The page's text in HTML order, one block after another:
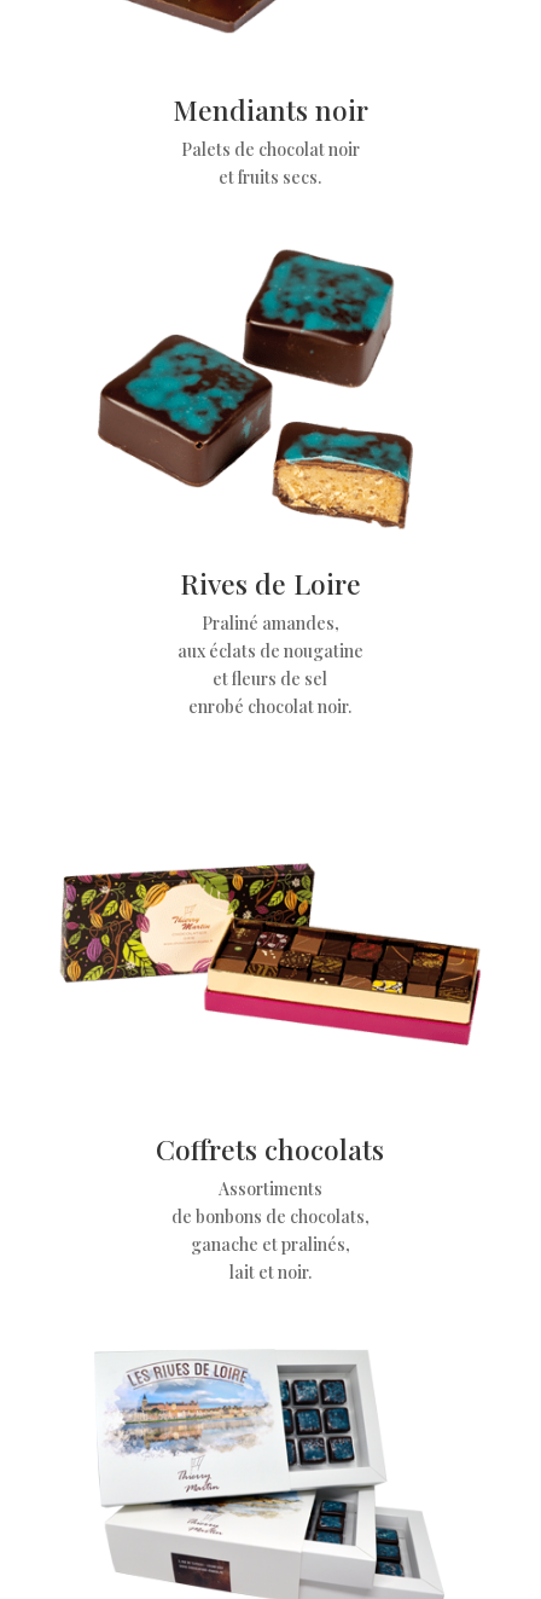
Mendiants noir
Palets de chocolat noir
et fruits secs.
Rives de Loire
Praliné amandes,
aux éclats de nougatine
et fleurs de sel
enrobé chocolat noir.
Coffrets chocolats
Assortiments
de bonbons de chocolats,
ganache et pralinés,
lait et noir.